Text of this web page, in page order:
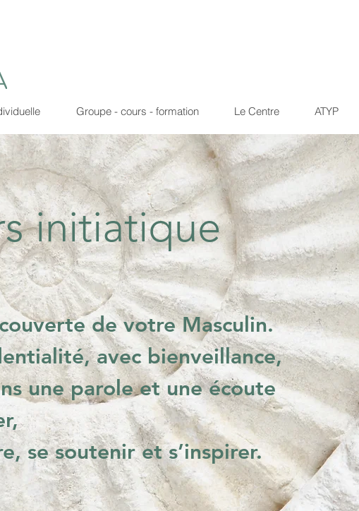
Groupe - cours - formation Le Centre ATYP
initiatique
de votre Masculin.
avec bienveillance,
une parole et une écoute
se soutenir et s’inspirer.